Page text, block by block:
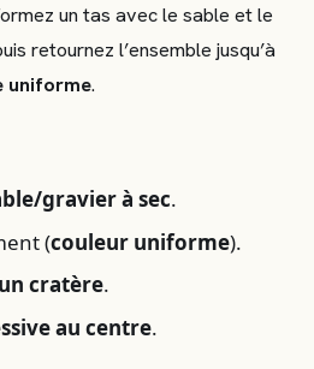
un tas avec le sable et le
retournez l’ensemble jusqu’à
uniforme.
gravier à sec.
(couleur uniforme).
cratère.
au centre.